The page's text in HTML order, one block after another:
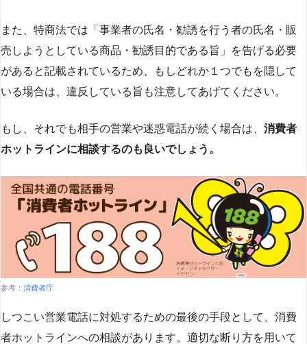
また、特商法では「事業者の氏名・勧誘を行う者の氏名・販
売しようとしている商品・勧誘目的である旨」を告げる必要
があると記載されているため、もしどれか１つでもを隠して
いる場合は、違反している旨も注意してあげてください。
もし、それでも相手の営業や迷惑電話が続く場合は、 消費者
ホットラインに相談するのも良いでしょう。
参考： 消費者庁
しつこい営業電話に対処するための最後の手段として、消費
者ホットラインへの相談があります。適切な断り方を用いて